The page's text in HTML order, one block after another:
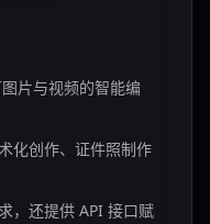
片与视频的智能编
化创作、证件照制作
，还提供 API 接口赋